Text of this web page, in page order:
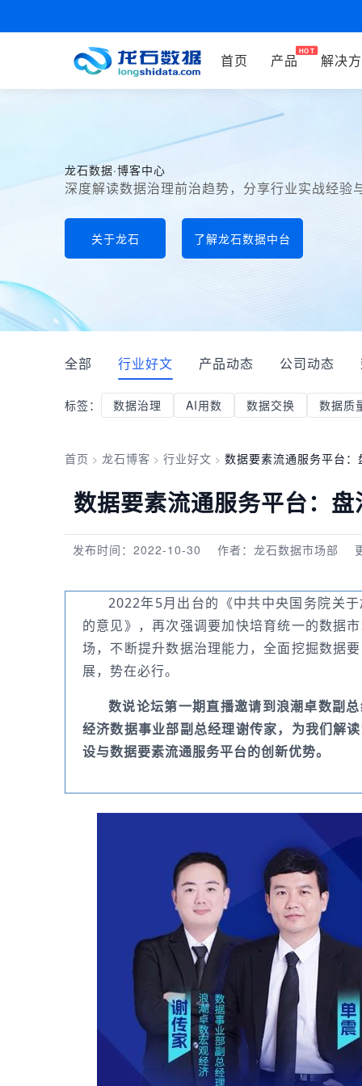
龙石数据·博客中心
深度解读数据治理前治趋势，分享行业实战经验
关于龙石 了解龙石数据中台
全部 行业好文 产品动态 公司动态
标签： 数据治理 AI用数 数据交换 数据质
首页 > 龙石博客 > 行业好文 > 数据要素流通服务平台
数据要素流通服务平台：
发布时间：2022-10-30 作者：龙石数据市场部
2022年5月出台的《中共中央国务院关
的意见》，再次强调要加快培育统一的数据
场，不断提升数据治理能力，全面挖掘数据
展，势在必行。
数说论坛第一期直播邀请到浪潮卓数副
经济数据事业部副总经理谢传家，为我们解
设与数据要素流通服务平台的创新优势。
首页 产品 解决